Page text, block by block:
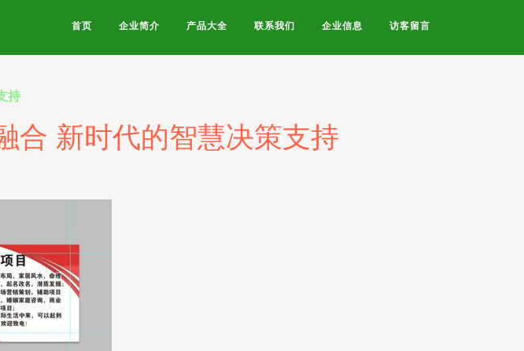
首页 企业简介 产品大全 联系我们 企业信息 访客留言
持
合 新时代的智慧决策支持